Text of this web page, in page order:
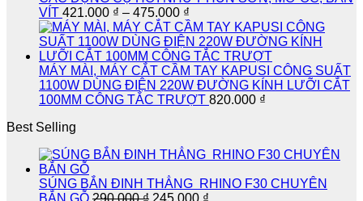
VÍT 421.000 ₫ – 475.000 ₫
giá:
từ
421.000 ₫
đến
475.000 ₫
MÁY MÀI, MÁY CẮT CẦM TAY KAPUSI CÔNG SUẤT
1100W DÙNG ĐIỆN 220W ĐƯỜNG KÍNH LƯỠI CẮT
100MM CÔNG TẮC TRƯỢT 820.000 ₫
Best Selling
SÚNG BẮN ĐINH THẲNG RHINO F30 CHUYÊN
BẮN GỖ 290.000₫ Giá
245.000 ₫